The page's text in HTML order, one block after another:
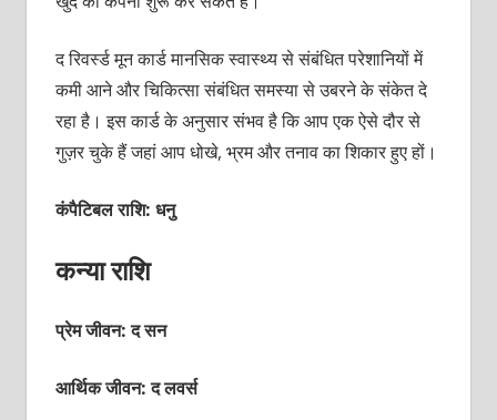
द रिवर्स्‍ड मून कार्ड मानसिक स्‍वास्‍थ्‍य से संबंधित परेशानियों में
कमी आने और चिकित्‍सा संबंधित समस्‍या से उबरने के संकेत दे
रहा है। इस कार्ड के अनुसार संभव है कि आप एक ऐसे दौर से
गुज़र चुके हैं जहां आप धोखे, भ्रम और तनाव का शिकार हुए हों।
कंपैटिबल राशि: धनु
कन्या राशि
प्रेम जीवन: द सन
आर्थिक जीवन: द लवर्स